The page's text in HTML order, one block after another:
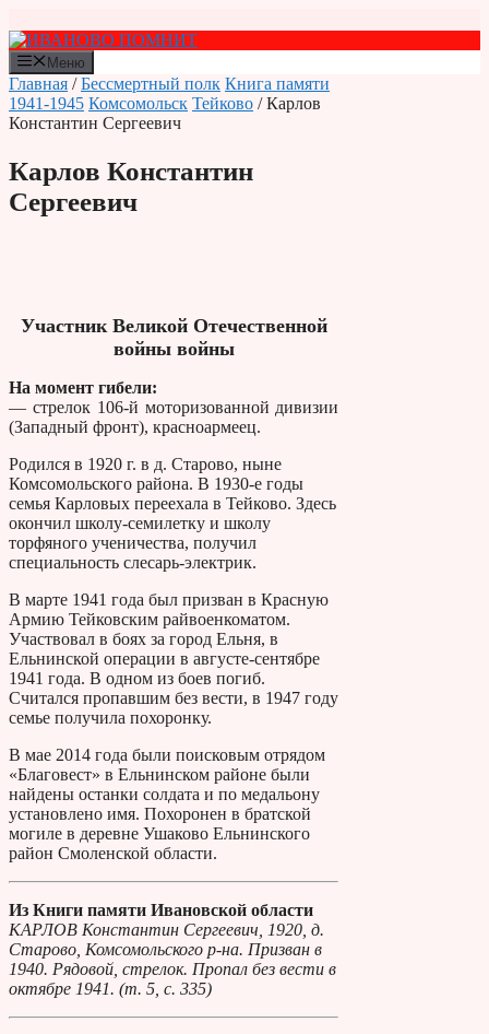
к
содержимому
Меню
Главная /Бессмертный полк Книга памяти
1941-1945 Комсомольск Тейково / Карлов
Константин Сергеевич
Карлов Константин
Сергеевич
Участник Великой Отечественной
войны войны
На момент гибели:
— стрелок 106-й моторизованной дивизии
(Западный фронт), красноармеец.
Родился в 1920 г. в д. Старово, ныне
Комсомольского района. В 1930-е годы
семья Карловых переехала в Тейково. Здесь
окончил школу-семилетку и школу
торфяного ученичества, получил
специальность слесарь-электрик.
В марте 1941 года был призван в Красную
Армию Тейковским райвоенкоматом.
Участвовал в боях за город Ельня, в
Ельнинской операции в августе-сентябре
1941 года. В одном из боев погиб.
Считался пропавшим без вести, в 1947 году
семье получила похоронку.
В мае 2014 года были поисковым отрядом
«Благовест» в Ельнинском районе были
найдены останки солдата и по медальону
установлено имя. Похоронен в братской
могиле в деревне Ушаково Ельнинского
район Смоленской области.
Из Книги памяти Ивановской области
КАРЛОВ Константин Сергеевич, 1920, д.
Старово, Комсомольского р-на. Призван в
1940. Рядовой, стрелок. Пропал без вести в
октябре 1941. (т. 5, с. 335)